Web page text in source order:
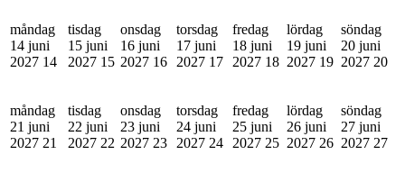
måndag
14 juni
2027 14
tisdag
15 juni
2027 15
onsdag
16 juni
2027 16
torsdag
17 juni
2027 17
fredag
18 juni
2027 18
lördag
19 juni
2027 19
söndag
20 juni
2027 20
måndag
21 juni
2027 21
tisdag
22 juni
2027 22
onsdag
23 juni
2027 23
torsdag
24 juni
2027 24
fredag
25 juni
2027 25
lördag
26 juni
2027 26
söndag
27 juni
2027 27